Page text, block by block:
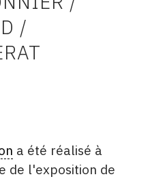
/
a été réalisé à
de l'exposition de